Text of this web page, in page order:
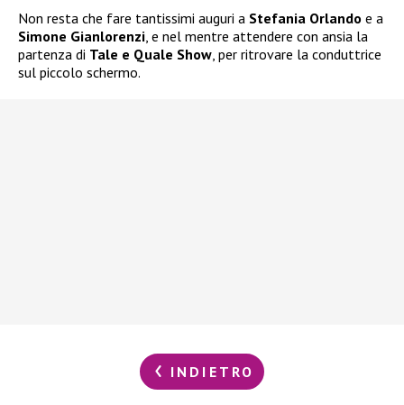
Non resta che fare tantissimi auguri a Stefania Orlando e a
Simone Gianlorenzi , e nel mentre attendere con ansia la
partenza di Tale e Quale Show , per ritrovare la conduttrice
sul piccolo schermo.
INDIETRO